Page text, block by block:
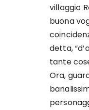
villaggio
buona
detta,
tante
Ora,